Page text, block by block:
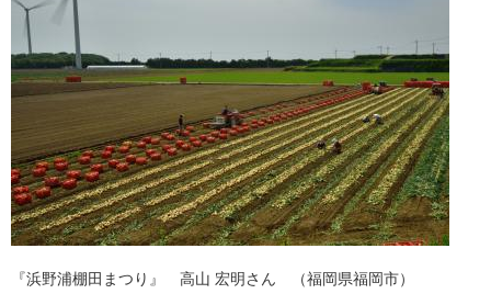
『浜野浦棚田まつり』 高山 宏明さん （福岡県福岡市）